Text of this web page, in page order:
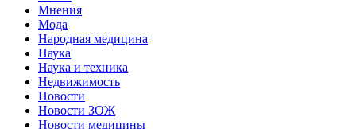
Мнения
Мода
Народная медицина
Наука
Наука и техника
Недвижимость
Новости
Новости ЗОЖ
Новости медицины